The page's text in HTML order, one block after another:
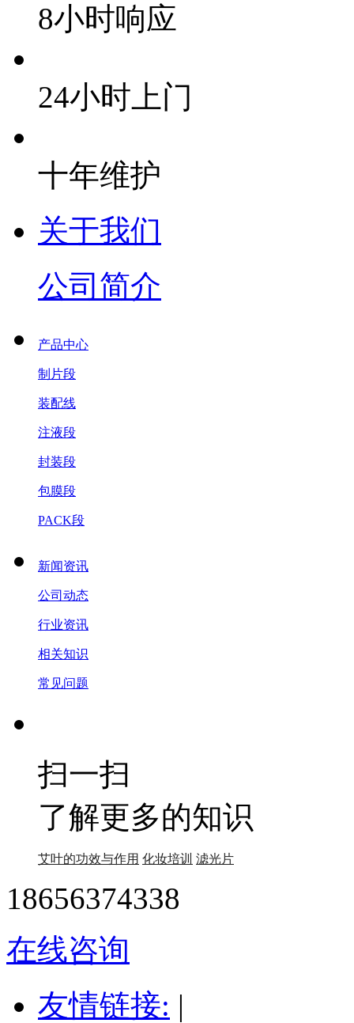
8小时响应
24小时上门
十年维护
关于我们
公司简介
产品中心
制片段
装配线
注液段
封装段
包膜段
PACK段
新闻资讯
公司动态
行业资讯
相关知识
常见问题
扫一扫
了解更多的知识
艾叶的功效与作用 化妆培训 滤光片
18656374338
在线咨询
友情链接: |